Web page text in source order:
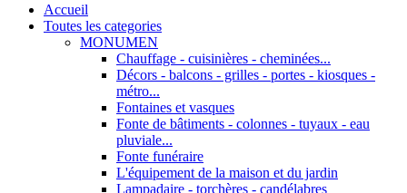
Accueil
Toutes les categories
MONUMEN
Chauffage - cuisinières - cheminées...
Décors - balcons - grilles - portes - kiosques -
métro...
Fontaines et vasques
Fonte de bâtiments - colonnes - tuyaux - eau
pluviale...
Fonte funéraire
L'équipement de la maison et du jardin
Lampadaire - torchères - candélabres